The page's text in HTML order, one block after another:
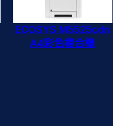
ECOSYS M5525cdn
A4彩色複合機